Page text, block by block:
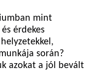
mint
érdekes
során?
azokat a jól bevált